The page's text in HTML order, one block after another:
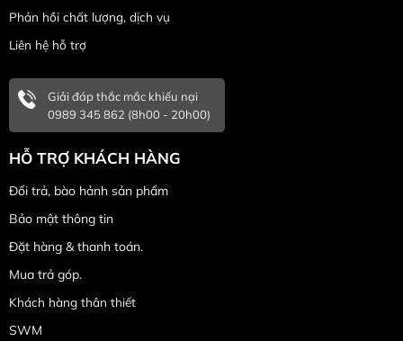
Phản hồi chất lượng, dịch vụ
Liên hệ hỗ trợ
Giải đáp thắc mắc khiếu nại
0989 345 862 (8h00 - 20h00)
HỖ TRỢ KHÁCH HÀNG
Đổi trả, bào hảnh sản phẩm
Bảo mật thông tin
Đặt hàng & thanh toán.
Mua trả góp.
Khách hàng thân thiết
SWM